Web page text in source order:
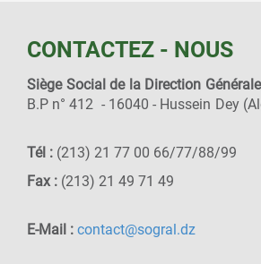
CONTACTEZ - NOUS
Siège Social de la Direction
B.P n° 412 - 16040 - Hussein Dey
Tél : (213) 21 77 00 66/77/88/99
Fax : (213) 21 49 71 49
E-Mail : contact@sogral.dz